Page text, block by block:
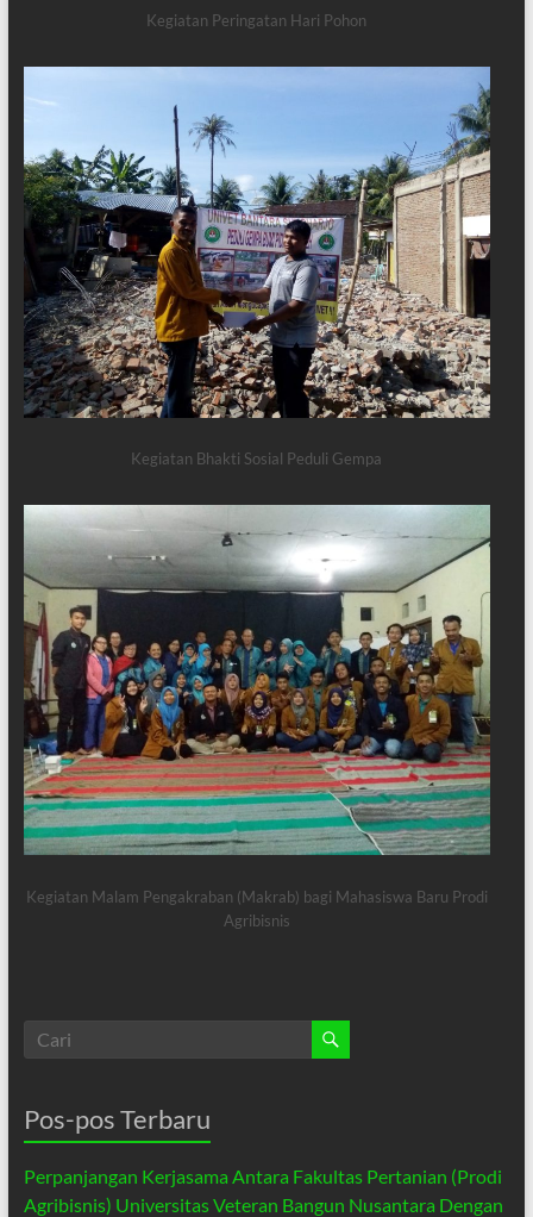
Kegiatan Peringatan Hari Pohon
Kegiatan Bhakti Sosial Peduli Gempa
Kegiatan Malam Pengakraban (Makrab) bagi Mahasiswa Baru Prodi
Agribisnis
Pos-pos Terbaru
Perpanjangan Kerjasama Antara Fakultas Pertanian (Prodi
Agribisnis) Universitas Veteran Bangun Nusantara Dengan